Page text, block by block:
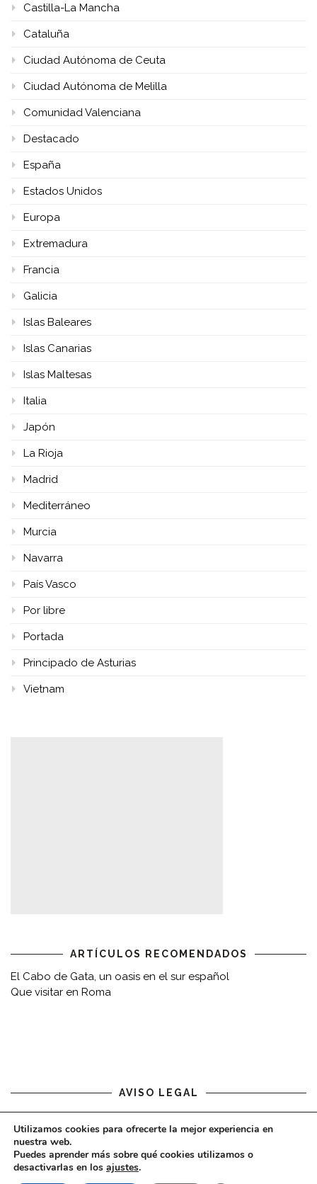
Castilla-La Mancha
Cataluña
Ciudad Autónoma de Ceuta
Ciudad Autónoma de Melilla
Comunidad Valenciana
Destacado
España
Estados Unidos
Europa
Extremadura
Francia
Galicia
Islas Baleares
Islas Canarias
Islas Maltesas
Italia
Japón
La Rioja
Madrid
Mediterráneo
Murcia
Navarra
País Vasco
Por libre
Portada
Principado de Asturias
Vietnam
ARTÍCULOS RECOMENDADOS
El Cabo de Gata, un oasis en el sur español
Que visitar en Roma
AVISO LEGAL
Aviso legal
Utilizamos cookies para ofrecerte la mejor experiencia en
nuestra web.
Puedes aprender más sobre qué cookies utilizamos o
desactivarlas en los ajustes.